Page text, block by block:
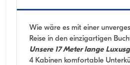
Wie wäre es mit einer
Reise in den einzigartigen
Unsere 17 Meter lange
4 Kabinen komfortable